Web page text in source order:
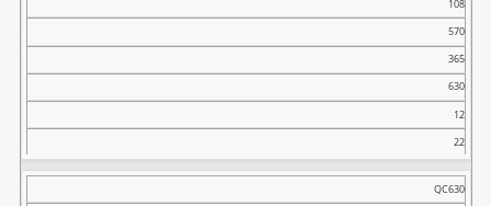
108
570
365
630
12
22
QC630